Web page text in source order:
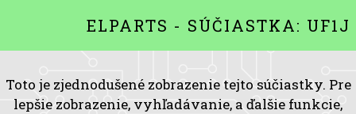
ELPARTS - SÚČIASTKA: UF1J
Toto je zjednodušené zobrazenie tejto súčiastky. Pre
lepšie zobrazenie, vyhľadávanie, a ďalšie funkcie,